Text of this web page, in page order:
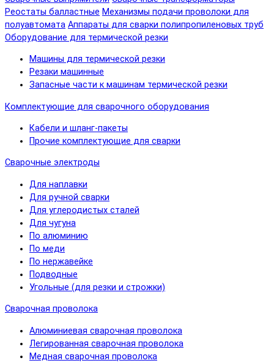
Реостаты балластные Механизмы подачи проволоки для
полуавтомата Аппараты для сварки полипропиленовых труб
Оборудование для термической резки
Машины для термической резки
Резаки машинные
Запасные части к машинам термической резки
Комплектующие для сварочного оборудования
Кабели и шланг-пакеты
Прочие комплектующие для сварки
Сварочные электроды
Для наплавки
Для ручной сварки
Для углеродистых сталей
Для чугуна
По алюминию
По меди
По нержавейке
Подводные
Угольные (для резки и строжки)
Сварочная проволока
Алюминиевая сварочная проволока
Легированная сварочная проволока
Медная сварочная проволока